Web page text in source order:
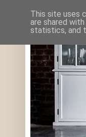
This site uses
are shared
statistics, and